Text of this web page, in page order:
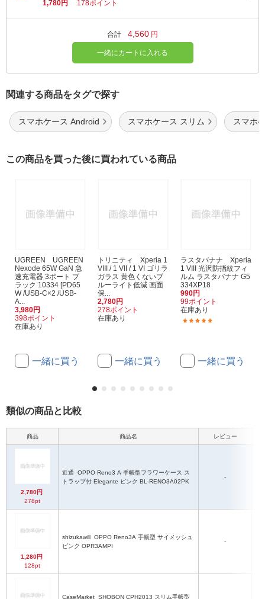
1,780円
178ポイント
合計 4,560 円
一緒にカートに入れる
関連する商品をタグで探す
スマホケース Android スマホケース スリム スマホ
この商品を買った後に買われている商品
UGREEN UGREEN
Nexode 65W GaN 急
速充電器 3ポート ブ
ラック 10334 [PD65
W /USB-C×2 /USB-
A...
3,980円
398ポイント
在庫あり
一緒に買う
トリニティ Xperia 1
VIII / 1 VII / 1 VI ゴリラ
ガラス 黄色くないブ
ルーライト低減 画面
保...
2,780円
278ポイント
在庫あり
一緒に買う
ラスタバナナ Xperia
1 VIII 光沢防指紋フィ
ルム ラスタバナナ G5
334XP18
990円
99ポイント
在庫あり
一緒に買う
類似の商品と比較
商品 商品名 レビュー
2,780円
278pt
近通
トラップ付 Elegante ピンク BL-RENO3A02PK
-
1,280円
128pt
shizukawill
ピンク OPR3AMPI
-
CaseMarket